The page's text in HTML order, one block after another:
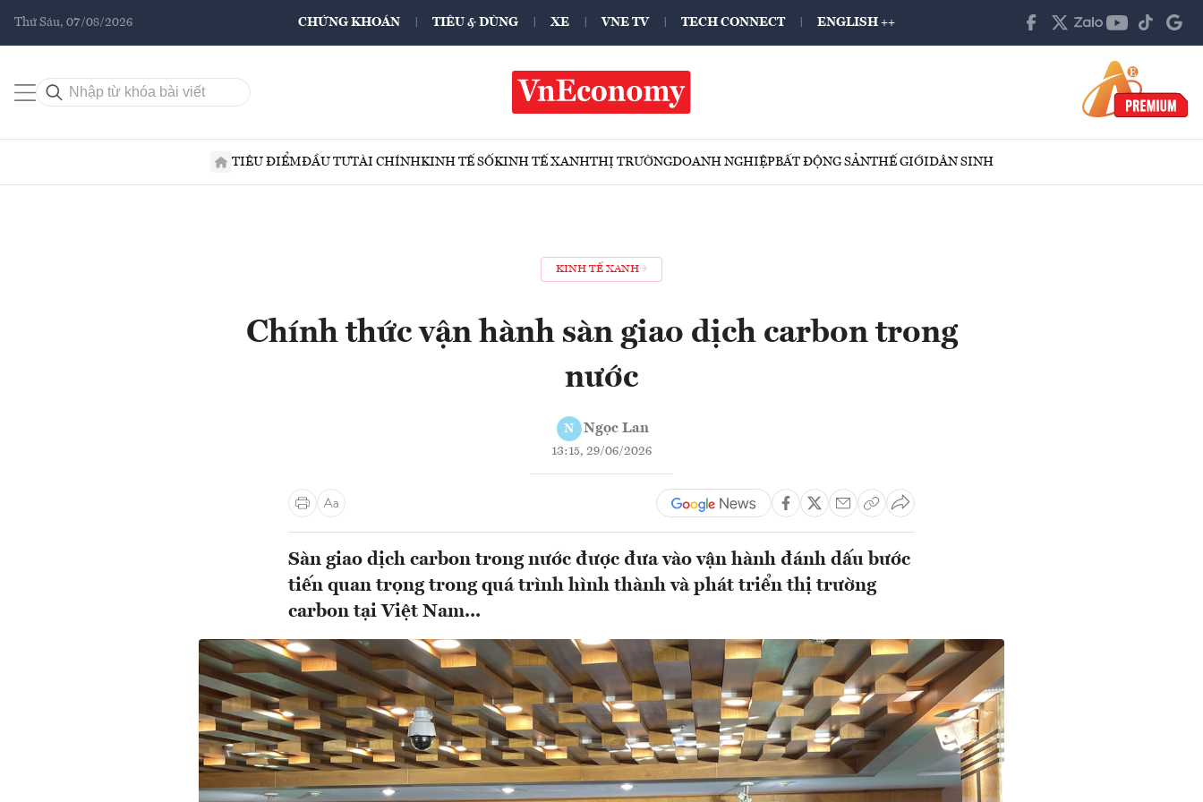
Thứ Sáu, 07/08/2026 CHỨNG KHOÁN TIÊU & DÙNG XE VNE TV TECH CONNECT ENGLISH ++
TIÊU ĐIỂMĐẦU TƯTÀI CHÍNHKINH TẾ SỐKINH TẾ XANHTHỊ TRƯỜNGDOANH NGHIỆPBẤT ĐỘNG SẢNTHẾ GIỚIDÂN SINH
KINH TẾ XANH
Chính thức vận hành sàn giao dịch carbon trong
nước
N Ngọc Lan
13:15, 29/06/2026
Sàn giao dịch carbon trong nước được đưa vào vận hành đánh dấu bước
tiến quan trọng trong quá trình hình thành và phát triển thị trường
carbon tại Việt Nam...